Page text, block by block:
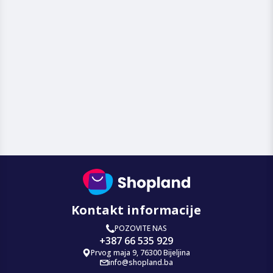
Kontakt informacije
POZOVITE NAS
+387 66 535 929
Prvog maja 9, 76300 Bijeljina
info@shopland.ba